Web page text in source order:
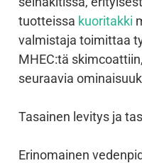
tuotteissa kuoritakki
valmistaja toimittaa
MHEC:tä
seuraavia
Tasainen levitys ja
Erinomainen